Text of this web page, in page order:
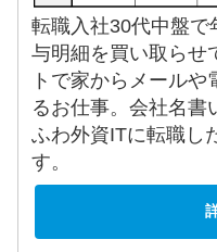
転職入社30代中盤で
与明細を買い取らせ
トで家からメール
るお仕事。会社名
ふわ外資ITに転職し
す。